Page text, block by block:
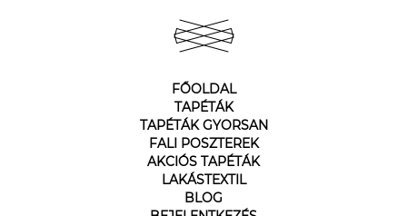
FŐOLDAL
TAPÉTÁK
TAPÉTÁK GYORSAN
FALI POSZTEREK
AKCIÓS TAPÉTÁK
LAKÁSTEXTIL
BLOG